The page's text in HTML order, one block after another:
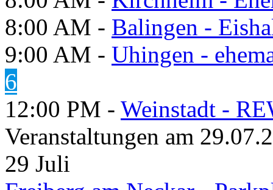
8:00 AM - Balingen -
9:00 AM - Uhingen -
6
12:00 PM - Weinstadt -
Veranstaltungen am
29 Juli